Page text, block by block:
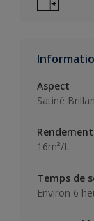
Aspect
Satiné
Rendement
16m²/L
Temps de
Environ 6